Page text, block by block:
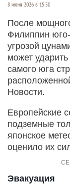
8 июня 2026 в 15:50
После
Филиппин
угрозой
может
самого юга
Новости.
Европейские
подземные
японское
оценило их
Эвакуация